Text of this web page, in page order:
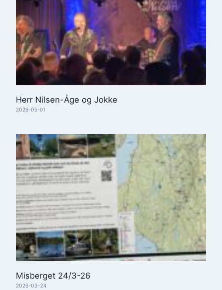
Herr Nilsen-Åge og Jokke
2026-05-01
Misberget 24/3-26
2026-03-24